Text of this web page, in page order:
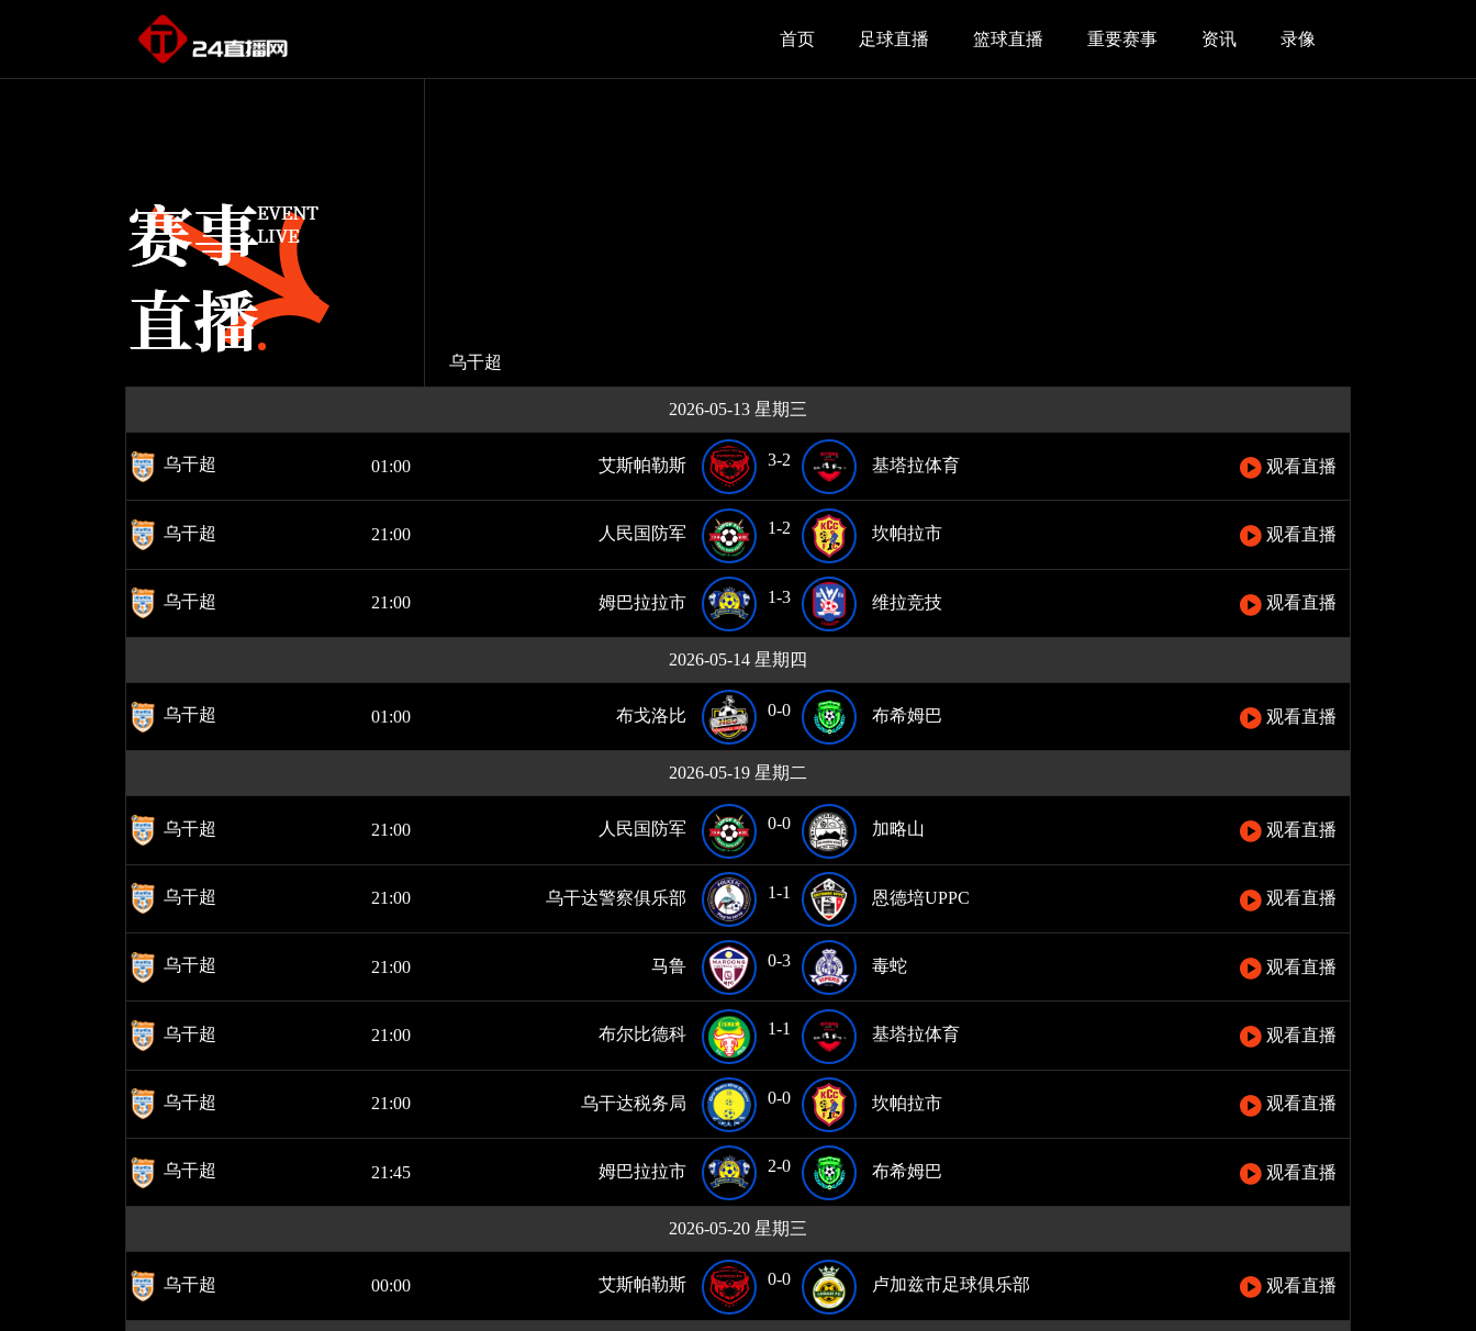
首页 足球直播 篮球直播 重要赛事 资讯 录像
乌干超
2026-05-13 星期三
乌干超 01:00 艾斯帕勒斯 3-2 基塔拉体育 观看直播
乌干超 21:00 人民国防军 1-2 坎帕拉市 观看直播
乌干超 21:00 姆巴拉拉市 1-3 维拉竞技 观看直播
2026-05-14 星期四
乌干超 01:00 布戈洛比 0-0 布希姆巴 观看直播
2026-05-19 星期二
乌干超 21:00 人民国防军 0-0 加略山 观看直播
乌干超 21:00 乌干达警察俱乐部 1-1 恩德培UPPC 观看直播
乌干超 21:00 马鲁 0-3 毒蛇 观看直播
乌干超 21:00 布尔比德科 1-1 基塔拉体育 观看直播
乌干超 21:00 乌干达税务局 0-0 坎帕拉市 观看直播
乌干超 21:45 姆巴拉拉市 2-0 布希姆巴 观看直播
2026-05-20 星期三
乌干超 00:00 艾斯帕勒斯 0-0 卢加兹市足球俱乐部 观看直播